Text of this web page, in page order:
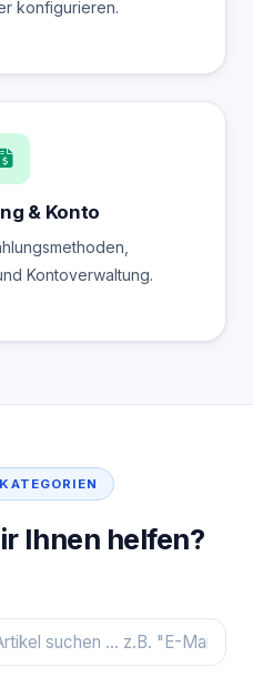
konfigurieren.
& Konto
Kontoverwaltung.
Ihnen helfen?